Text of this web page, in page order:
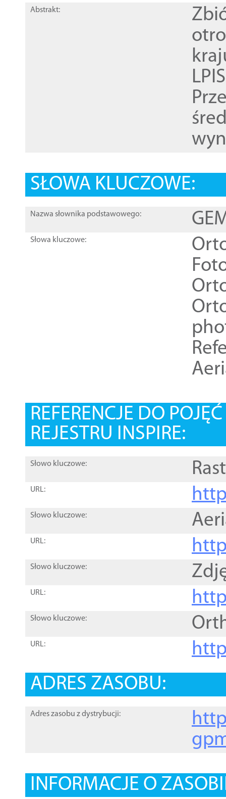
Abstrakt:
SŁOWA KLUCZOWE:
Nazwa słownika podstawowego:
Słowa kluczowe:
REFERENCJE DO
REJESTRU INSPIRE:
Słowo kluczowe:
URL:
Słowo kluczowe:
URL:
Słowo kluczowe:
URL:
Słowo kluczowe:
URL:
ADRES ZASOBU:
Adres zasobu z dystrybucji:
INFORMACJE O